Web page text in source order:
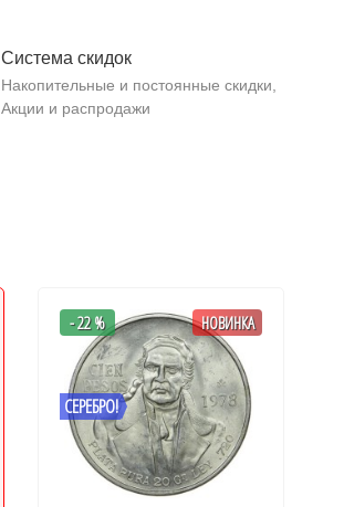
Система скидок
Накопительные и постоянные скидки,
Акции и распродажи
СЕРЕБРО!
- 22 % НОВИНКА